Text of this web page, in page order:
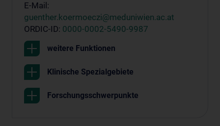
E-Mail:
guenther.koermoeczi@meduniwien.ac.at
ORDIC-ID: 0000-0002-5490-9987
weitere Funktionen
Klinische Spezialgebiete
Forschungsschwerpunkte